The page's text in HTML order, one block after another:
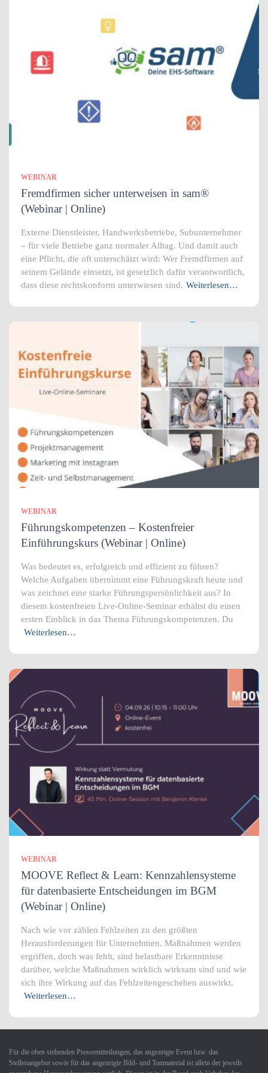
WEBINAR
Fremdfirmen sicher unterweisen in sam®
(Webinar | Online)
Externe Dienstleister, Handwerksbetriebe, Subunternehmer
– für viele Betriebe ganz normaler Alltag. Und damit auch
eine Pflicht, die oft unterschätzt wird: Wer Fremdfirmen auf
seinem Gelände einsetzt, ist gesetzlich dafür verantwortlich,
dass diese rechtskonform unterwiesen sind. Weiterlesen…
WEBINAR
Führungskompetenzen – Kostenfreier
Einführungskurs (Webinar | Online)
Was bedeutet es, erfolgreich und effizient zu führen?
Welche Aufgaben übernimmt eine Führungskraft heute und
was zeichnet eine starke Führungspersönlichkeit aus? In
diesem kostenfreien Live-Online-Seminar erhältst du einen
ersten Einblick in das Thema Führungskompetenzen. Du
Weiterlesen…
WEBINAR
MOOVE Reflect & Learn: Kennzahlensysteme
für datenbasierte Entscheidungen im BGM
(Webinar | Online)
Nach wie vor zählen Fehlzeiten zu den größten
Herausforderungen für Unternehmen. Maßnahmen werden
ergriffen, doch was fehlt, sind belastbare Erkenntnisse
darüber, welche Maßnahmen wirklich wirksam sind und wie
sich ihre Wirkung auf das Fehlzeitengeschehen auswirkt.
Weiterlesen…
Für die oben stehenden Pressemitteilungen, das angezeigte Event bzw. das
Stellenangebot sowie für das angezeigte Bild- und Tonmaterial ist allein der jeweils